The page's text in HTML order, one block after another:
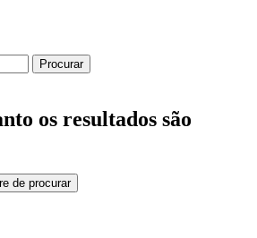
os resultados são
de procurar